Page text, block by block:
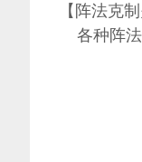
【阵法克
各种阵法